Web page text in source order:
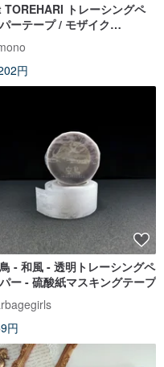
TOREHARI トレーシングペ
ーテープ / モザイク
/ mt2022SS
円
- 和風 - 透明トレーシングペ
ー - 硫酸紙マスキングテープ
円